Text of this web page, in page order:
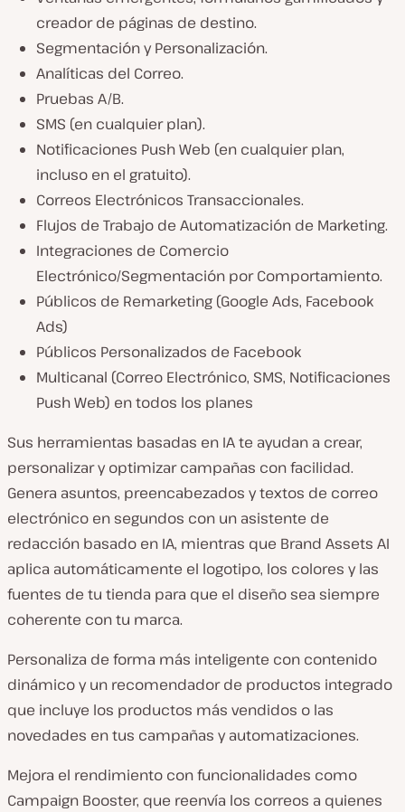
creador de páginas de destino.
Segmentación y Personalización.
Analíticas del Correo.
Pruebas A/B.
SMS (en cualquier plan).
Notificaciones Push Web (en cualquier plan,
incluso en el gratuito).
Correos Electrónicos Transaccionales.
Flujos de Trabajo de Automatización de Marketing.
Integraciones de Comercio
Electrónico/Segmentación por Comportamiento.
Públicos de Remarketing (Google Ads, Facebook
Ads)
Públicos Personalizados de Facebook
Multicanal (Correo Electrónico, SMS, Notificaciones
Push Web) en todos los planes
Sus herramientas basadas en IA te ayudan a crear,
personalizar y optimizar campañas con facilidad.
Genera asuntos, preencabezados y textos de correo
electrónico en segundos con un asistente de
redacción basado en IA, mientras que Brand Assets AI
aplica automáticamente el logotipo, los colores y las
fuentes de tu tienda para que el diseño sea siempre
coherente con tu marca.
Personaliza de forma más inteligente con contenido
dinámico y un recomendador de productos integrado
que incluye los productos más vendidos o las
novedades en tus campañas y automatizaciones.
Mejora el rendimiento con funcionalidades como
Campaign Booster, que reenvía los correos a quienes